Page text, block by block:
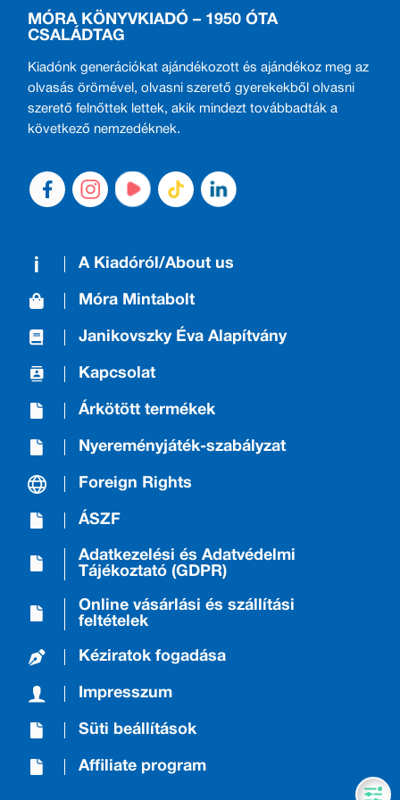
MÓRA KÖNYVKIADÓ – 1950 ÓTA
CSALÁDTAG
Kiadónk generációkat ajándékozott és ajándékoz meg az
olvasás örömével, olvasni szerető gyerekekből olvasni
szerető felnőttek lettek, akik mindezt továbbadták a
következő nemzedéknek.
A Kiadóról/About us
Móra Mintabolt
Janikovszky Éva Alapítvány
Kapcsolat
Árkötött termékek
Nyereményjáték-szabályzat
Foreign Rights
ÁSZF
Adatkezelési és Adatvédelmi
Tájékoztató (GDPR)
Online vásárlási és szállítási
feltételek
Kéziratok fogadása
Impresszum
Süti beállítások
Affiliate program